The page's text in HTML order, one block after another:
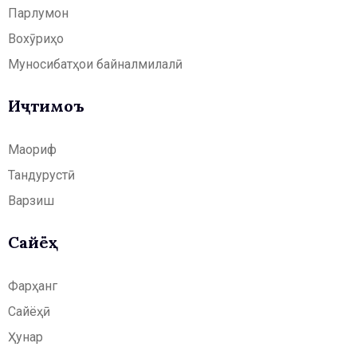
Парлумон
Вохӯриҳо
Муносибатҳои байналмилалӣ
Иҷтимоъ
Маориф
Тандурустӣ
Варзиш
Сайёҳӣ
Фарҳанг
Сайёҳӣ
Ҳунар